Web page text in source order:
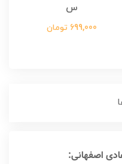
س
699,000 تومان
اصفهانی: